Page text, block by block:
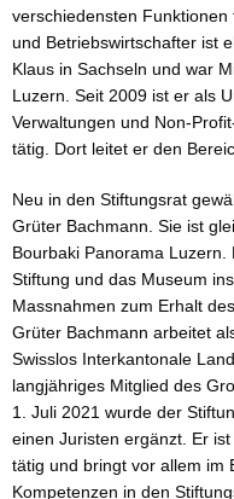
verschiedensten
und Betriebswirtschafter ist
Klaus in Sachseln und war
Luzern. Seit 2009 ist er als
Verwaltungen und Non-
tätig. Dort leitet er den
Neu in den Stiftungsrat
Grüter Bachmann. Sie ist
Bourbaki Panorama
Stiftung und das Museum
Massnahmen zum Erhalt
Grüter Bachmann arbeitet
Swisslos Interkantonale
langjähriges Mitglied des
1. Juli 2021 wurde der
einen Juristen ergänzt. Er
tätig und bringt vor allem im
Kompetenzen in den